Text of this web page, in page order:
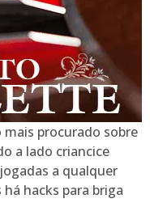
procurado sobre
a lado criancice
a qualquer
hacks para briga